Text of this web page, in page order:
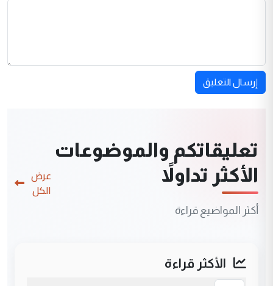
إرسال التعليق
تعليقاتكم والموضوعات
الأكثر تداولاً
أكثر المواضيع قراءة
عرض
الكل
الأكثر قراءة